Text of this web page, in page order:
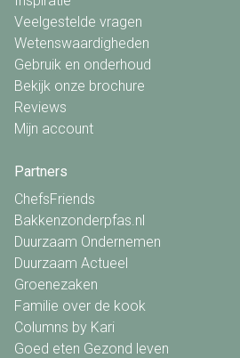
Veelgestelde vragen
Wetenswaardigheden
Gebruik en onderhoud
Bekijk onze brochure
Reviews
Mijn account
Partners
ChefsFriends
Bakkenzonderpfas.nl
Duurzaam Ondernemen
Duurzaam Actueel
Groenezaken
Familie over de kook
Columns by Kari
Goed eten Gezond leven